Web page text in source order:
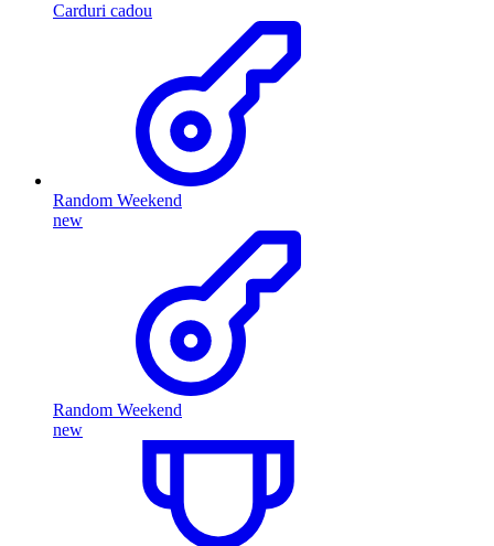
Carduri cadou
Random Weekend
new
Random Weekend
new